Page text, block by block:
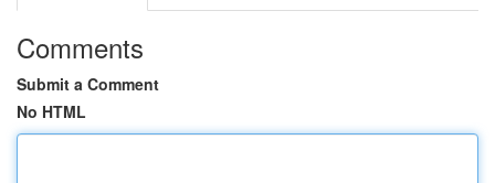
Comments
Submit a Comment
No HTML